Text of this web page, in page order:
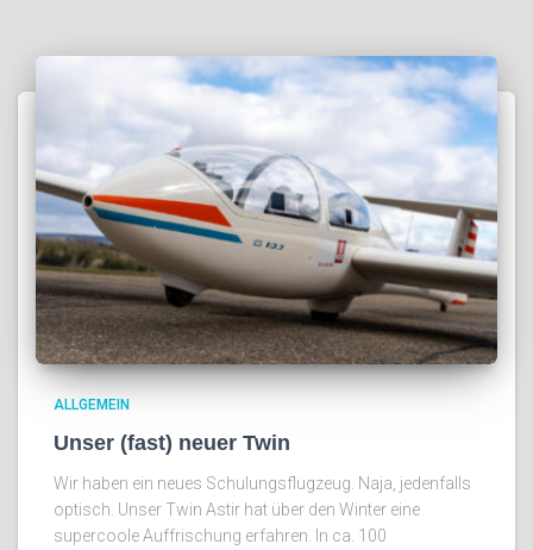
ALLGEMEIN
Unser (fast) neuer Twin
Wir haben ein neues Schulungsflugzeug. Naja, jedenfalls
optisch. Unser Twin Astir hat über den Winter eine
supercoole Auffrischung erfahren. In ca. 100